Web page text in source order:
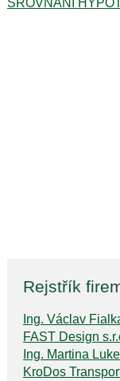
Rejstřík
Ing. Václav
FAST Design
Ing. Martina
KroDos